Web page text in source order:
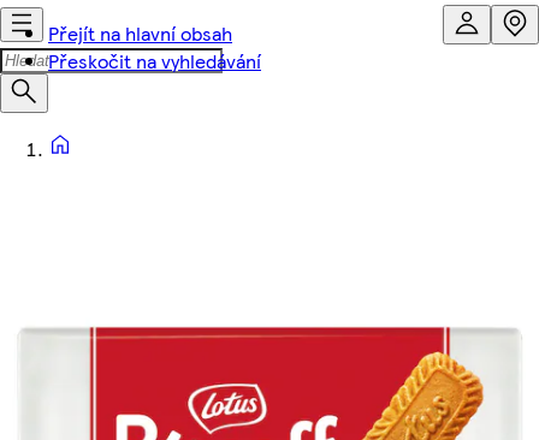
Přejít na hlavní obsah
Přeskočit na vyhledávání